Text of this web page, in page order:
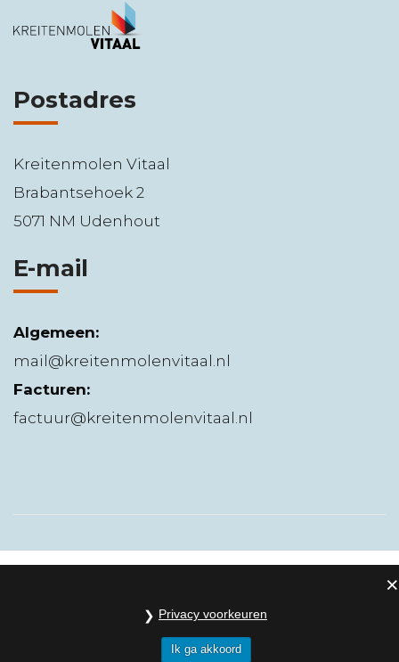
Postadres
Kreitenmolen Vitaal
Brabantsehoek 2
5071 NM Udenhout
E-mail
Algemeen:
mail@kreitenmolenvitaal.nl
Facturen:
factuur@kreitenmolenvitaal.nl
Privacy voorkeuren
Ik ga akkoord